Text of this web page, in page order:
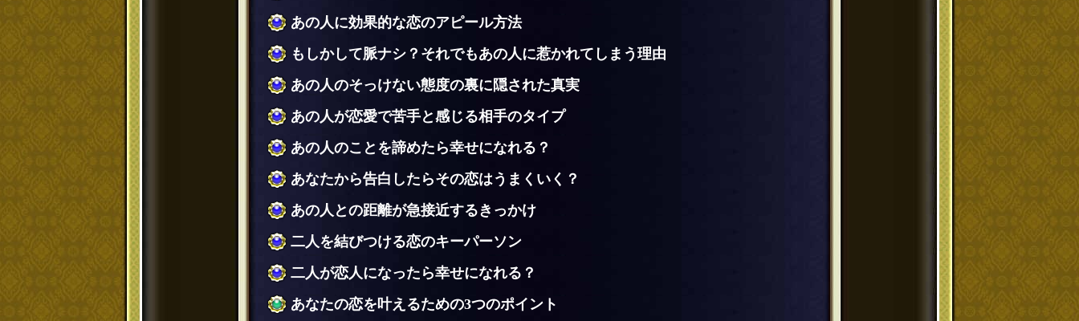
あの人に効果的な恋のアピール方法
もしかして脈ナシ？それでもあの人に惹かれてしまう理由
あの人のそっけない態度の裏に隠された真実
あの人が恋愛で苦手と感じる相手のタイプ
あの人のことを諦めたら幸せになれる？
あなたから告白したらその恋はうまくいく？
あの人との距離が急接近するきっかけ
二人を結びつける恋のキーパーソン
二人が恋人になったら幸せになれる？
あなたの恋を叶えるための3つのポイント